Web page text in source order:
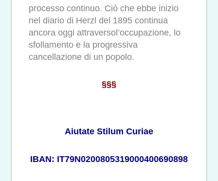
processo continuo. Ciò che ebbe inizio
nel diario di Herzl del 1895 continua
ancora oggi attraversol’occupazione, lo
sfollamento e la progressiva
cancellazione di un popolo.
§§§
Aiutate Stilum Curiae
IBAN: IT79N0200805319000400690898